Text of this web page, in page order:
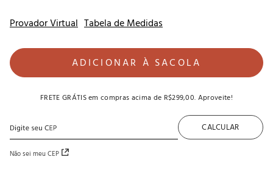
Provador Virtual Tabela de Medidas
ADICIONAR À SACOLA
FRETE GRÁTISem compras acima de R$299,00. Aproveite!
Não sei meu CEP
CALCULAR